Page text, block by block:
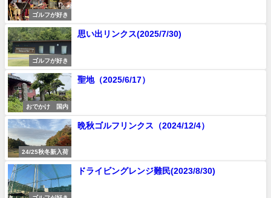
ゴルフが好き
ゴルフが好き
思い出リンクス(2025/7/30)
おでかけ 国内
聖地（2025/6/17）
24/25秋冬新入荷
晩秋ゴルフリンクス（2024/12/4）
ドライビングレンジ難民(2023/8/30)